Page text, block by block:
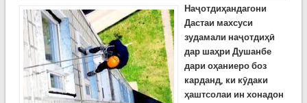
Наҷотдиҳандагони
Дастаи махсуси
зудамали наҷотдиҳӣ
дар шаҳри Душанбе
дари оҳаниеро боз
карданд, ки кӯдаки
ҳаштсолаи ин хонадон